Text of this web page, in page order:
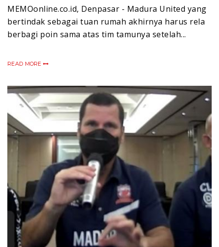
MEMOonline.co.id, Denpasar - Madura United yang
bertindak sebagai tuan rumah akhirnya harus rela
berbagi poin sama atas tim tamunya setelah...
READ MORE